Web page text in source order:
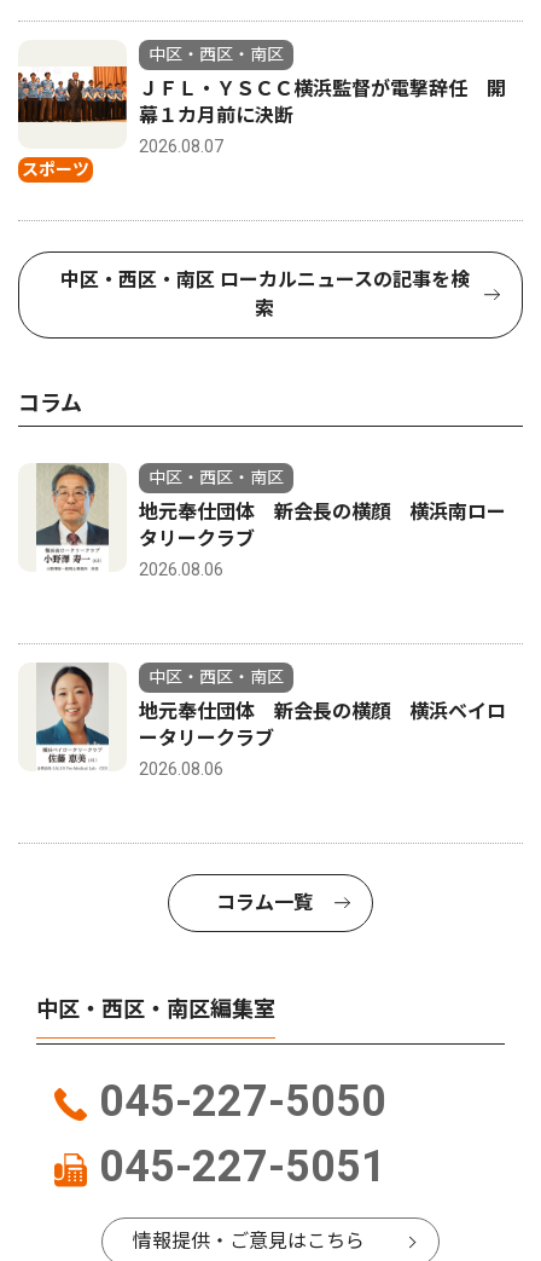
スポーツ
中区・西区・南区
ＪＦＬ・ＹＳＣＣ横浜監督が電撃辞任 開
幕１カ月前に決断
2026.08.07
中区・西区・南区 ローカルニュースの記事を検
索
コラム
中区・西区・南区
地元奉仕団体 新会長の横顔 横浜南ロー
タリークラブ
2026.08.06
中区・西区・南区
地元奉仕団体 新会長の横顔 横浜ベイロ
ータリークラブ
2026.08.06
コラム一覧
中区・西区・南区編集室
045-227-5050
045-227-5051
情報提供・ご意見はこちら